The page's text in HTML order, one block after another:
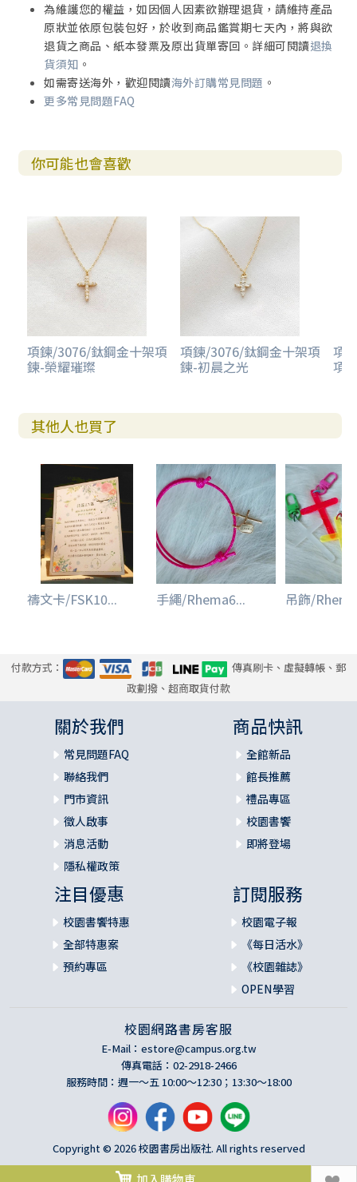
為維護您的權益，如因個人因素欲辦理退貨，請維持產品
原狀並依原包裝包好，於收到商品鑑賞期七天內，將與欲
退貨之商品、紙本發票及原出貨單寄回。詳細可閱讀退換
貨須知 。
如需寄送海外，歡迎閱讀海外訂購常見問題 。
更多常見問題FAQ
你可能也會喜歡
項鍊/3076/鈦鋼金十架項
鍊-榮耀璀璨
項鍊/3076/鈦鋼金十架項
鍊-初晨之光
項
項
其他人也買了
禱文卡/FSK10... 手繩/Rhema6... 吊飾/
付款方式：
傳真刷卡、虛擬轉帳、郵
政劃撥、超商取貨付款
關於我們
常見問題FAQ
聯絡我們
門市資訊
徵人啟事
消息活動
隱私權政策
商品快訊
全館新品
館長推薦
禮品專區
校園書饗
即將登場
注目優惠
校園書饗特惠
全部特惠案
預約專區
訂閱服務
校園電子報
《每日活水》
《校園雜誌》
OPEN學習
校園網路書房客服
E-Mail： estore@campus.org.tw
傳真電話：02-2918-2466
服務時間：週一～五 10:00～12:30；13:30～18:00
Copyright © 2026 校園書房出版社. All rights reserved